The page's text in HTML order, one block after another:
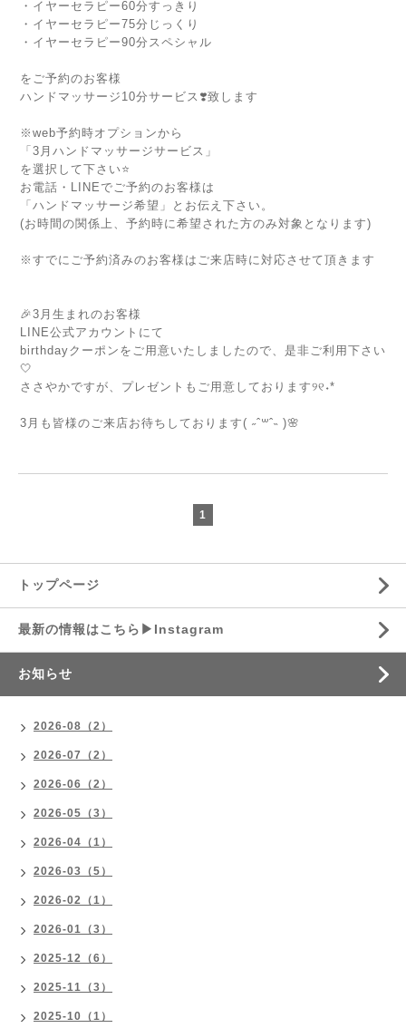
・イヤーセラピー60分すっきり
・イヤーセラピー75分じっくり
・イヤーセラピー90分スペシャル
をご予約のお客様
ハンドマッサージ10分サービス❣️致します
※web予約時オプションから
「3月ハンドマッサージサービス」
を選択して下さい⭐️
お電話・LINEでご予約のお客様は
「ハンドマッサージ希望」とお伝え下さい。
(お時間の関係上、予約時に希望された方のみ対象となります)
※すでにご予約済みのお客様はご来店時に対応させて頂きます
🎉3月生まれのお客様
LINE公式アカウントにて
birthdayクーポンをご用意いたしましたので、是非ご利用下さい
🤍
ささやかですが、プレゼントもご用意しております୨୧˖*
3月も皆様のご来店お待ちしております( ˶ˆ꒳ˆ˵ )🌸
1
トップページ
最新の情報はこちら▶︎Instagram
お知らせ
2026-08（2）
2026-07（2）
2026-06（2）
2026-05（3）
2026-04（1）
2026-03（5）
2026-02（1）
2026-01（3）
2025-12（6）
2025-11（3）
2025-10（1）